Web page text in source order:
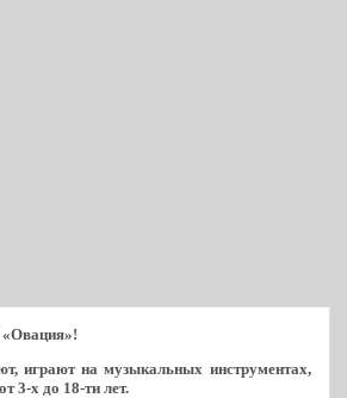
«Овация»!
играют на музыкальных инструментах,
3-х до 18-ти лет.